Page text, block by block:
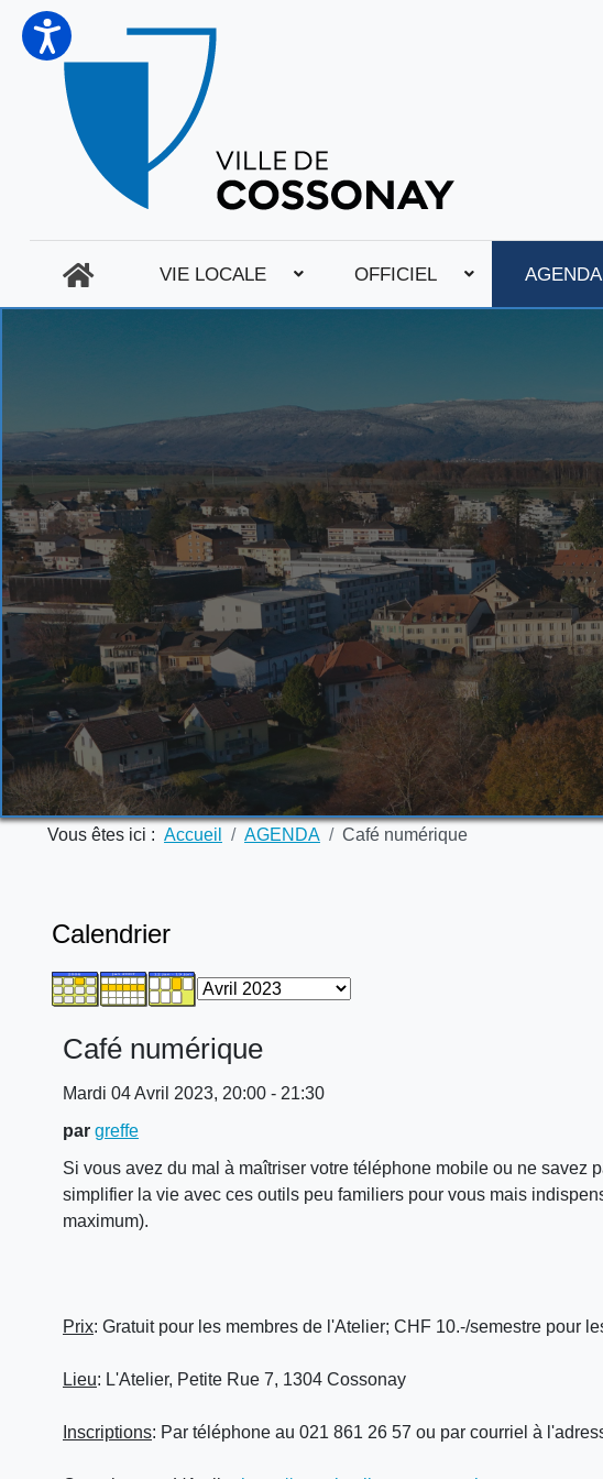
VIE LOCALE OFFICIEL AGENDA
Vous êtes ici : Accueil AGENDA Café numérique
Calendrier
Café numérique
Mardi 04 Avril 2023, 20:00 - 21:30
par greffe
Si vous avez du mal à maîtriser votre téléphone mobile ou ne savez
simplifier la vie avec ces outils peu familiers pour vous mais
maximum).
Prix: Gratuit pour les membres de l'Atelier; CHF 10.-/semestre pour
Lieu: L'Atelier, Petite Rue 7, 1304 Cossonay
Inscriptions: Par téléphone au 021 861 26 57 ou par courriel à